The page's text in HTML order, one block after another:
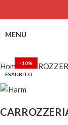
MENU
-10%
ESAURITO
Home